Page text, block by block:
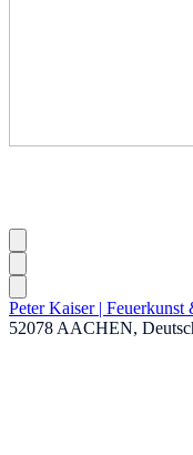
Peter Kaiser | Feuerkunst
52078 AACHEN,